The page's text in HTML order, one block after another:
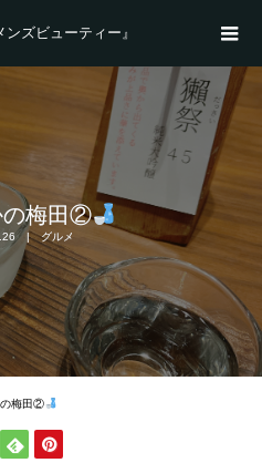
ズビューティー』
の梅田②
グルメ
の梅田②